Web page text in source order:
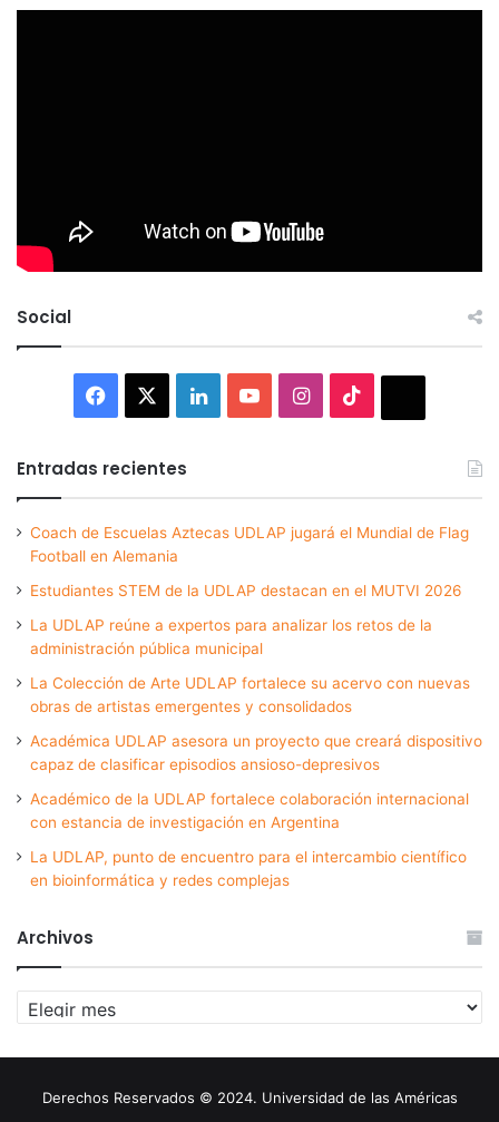
Social
Facebook LinkedInYouTubeInstagram
Entradas recientes
Coach de Escuelas Aztecas UDLAP jugará el Mundial de Flag
Football en Alemania
Estudiantes STEM de la UDLAP destacan en el MUTVI 2026
La UDLAP reúne a expertos para analizar los retos de la
administración pública municipal
La Colección de Arte UDLAP fortalece su acervo con nuevas
obras de artistas emergentes y consolidados
Académica UDLAP asesora un proyecto que creará dispositivo
capaz de clasificar episodios ansioso-depresivos
Académico de la UDLAP fortalece colaboración internacional
con estancia de investigación en Argentina
La UDLAP, punto de encuentro para el intercambio científico
en bioinformática y redes complejas
Archivos
Archivos
Derechos Reservados © 2024. Universidad de las Américas